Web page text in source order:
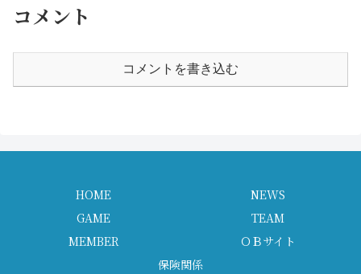
コメント
コメントを書き込む
HOME
NEWS
GAME
TEAM
MEMBER
ＯＢサイト
保険関係